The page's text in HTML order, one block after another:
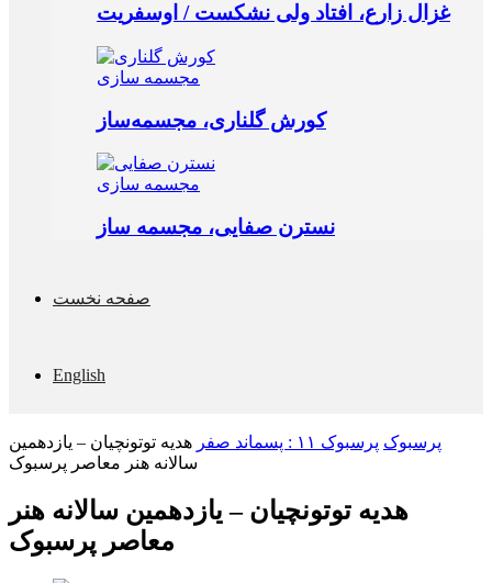
غزال زارع، افتاد ولی نشکست / اوسفریت
مجسمه‌ سازی
کورش گلناری، مجسمه‌ساز
مجسمه‌ سازی
نسترن صفایی، مجسمه ساز
صفحه نخست
English
پرسبوک پرسبوک ۱۱ : پسماند صفر
هدیه توتونچیان – یازدهمین
سالانه هنر معاصر پرسبوک
هدیه توتونچیان – یازدهمین سالانه هنر
معاصر پرسبوک